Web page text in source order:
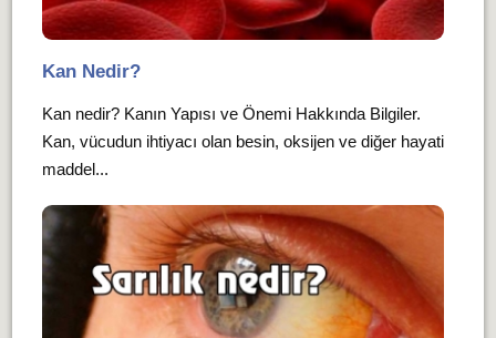
Kan Nedir?
Kan nedir? Kanın Yapısı ve Önemi Hakkında Bilgiler.
Kan, vücudun ihtiyacı olan besin, oksijen ve diğer hayati
maddel...